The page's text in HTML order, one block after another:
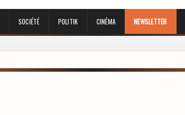
SOCIÉTÉ POLITIK CINÉMA NEWSLETTER